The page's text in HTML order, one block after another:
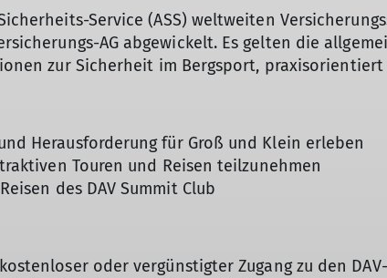
Service (ASS) weltweiten
AG abgewickelt. Es gelten die
zur Sicherheit im Bergsport,
Herausforderung für Groß und Klein erleben
Touren und Reisen teilzunehmen
des DAV Summit Club
oder vergünstigter Zugang zu den